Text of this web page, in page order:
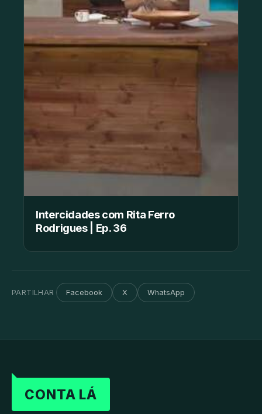
Intercidades com Rita Ferro
Rodrigues | Ep. 36
PARTILHAR Facebook X WhatsApp
CONTA LÁ